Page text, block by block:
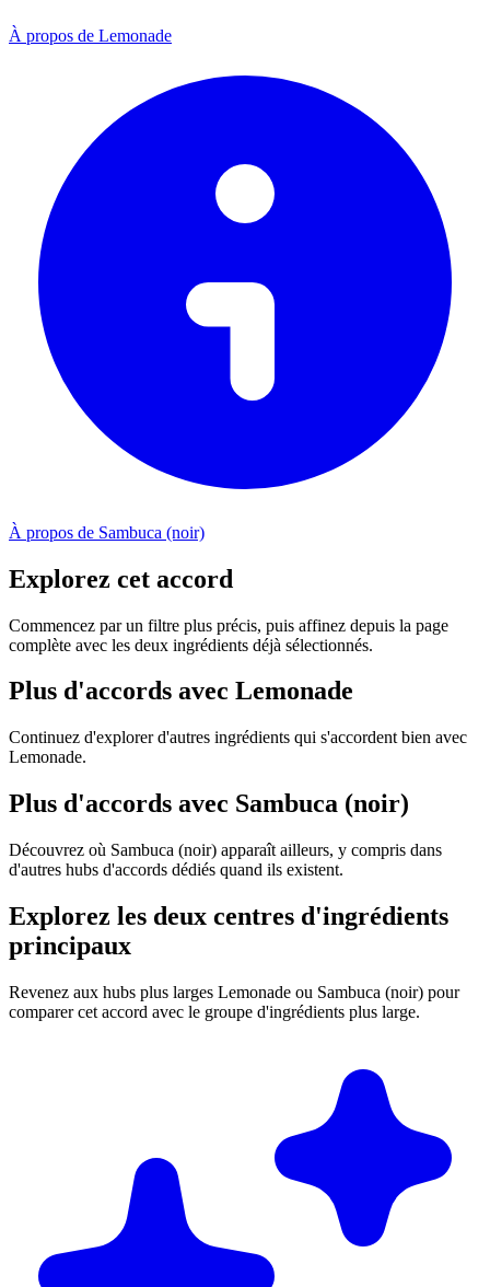
À propos de Lemonade
À propos de Sambuca (noir)
Explorez cet accord
Commencez par un filtre plus précis, puis affinez depuis la page
complète avec les deux ingrédients déjà sélectionnés.
Plus d'accords avec Lemonade
Continuez d'explorer d'autres ingrédients qui s'accordent bien avec
Lemonade.
Plus d'accords avec Sambuca (noir)
Découvrez où Sambuca (noir) apparaît ailleurs, y compris dans
d'autres hubs d'accords dédiés quand ils existent.
Explorez les deux centres d'ingrédients
principaux
Revenez aux hubs plus larges Lemonade ou Sambuca (noir) pour
comparer cet accord avec le groupe d'ingrédients plus large.